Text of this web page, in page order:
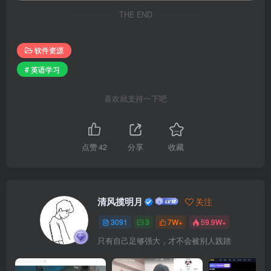
THE END
软件资源
# 英语学习
喜欢就支持一下吧
点赞42 分享 收藏
清风揽明月 关注
3091 3 7W+ 59.9W+
只有自己足够强大，才不会被别人践踏